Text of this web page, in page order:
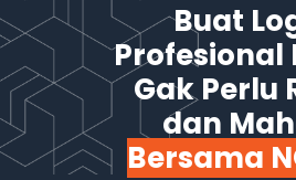
Buat
Profesional
Gak Perlu
dan
Bersama